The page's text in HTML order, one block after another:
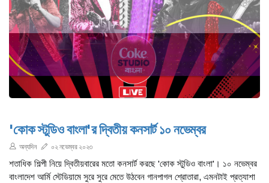
'কোক স্টুডিও বাংলা'র দ্বিতীয় কনসার্ট ১০ নভেম্বর
অন্যদিন ০২ নভেম্বর ২০২৩
শতাধিক শিল্পী নিয়ে দ্বিতীয়বারের মতো কনসার্ট করছে 'কোক স্টুডিও বাংলা'। ১০ নভেম্বর
বাংলাদেশ আর্মি স্টেডিয়ামে সুরে সুরে মেতে উঠবেন গানপাগল শ্রোতারা, এমনটাই প্রত্যাশা